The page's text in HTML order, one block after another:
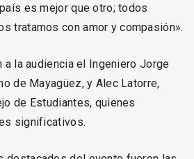
es mejor que otro; todos
tratamos con amor y compasión».
a la audiencia el Ingeniero Jorge
de Mayagüez, y Alec Latorre,
de Estudiantes, quienes
significativos.